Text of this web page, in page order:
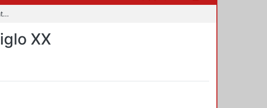
Especialización en Literatura Mexicana del Siglo XX
XX